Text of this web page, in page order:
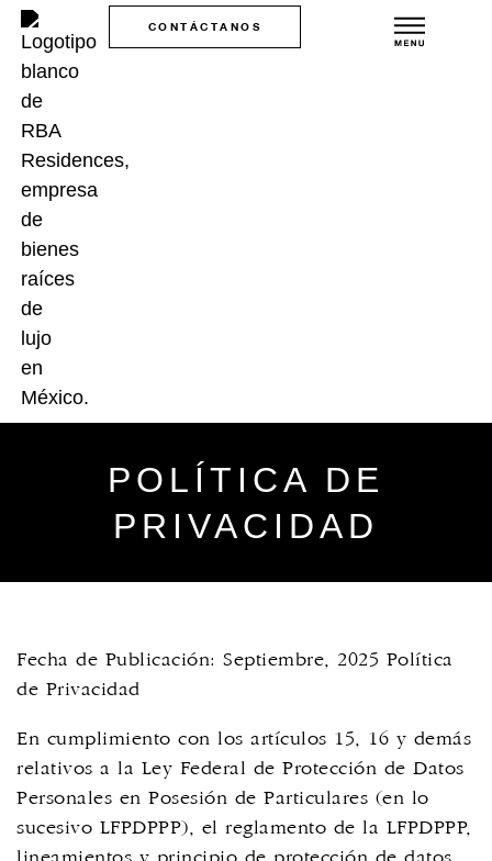
CONTÁCTANOS
POLÍTICA DE
PRIVACIDAD
Fecha de Publicación: Septiembre, 2025 Política
de Privacidad
En cumplimiento con los artículos 15, 16 y demás
relativos a la Ley Federal de Protección de Datos
Personales en Posesión de Particulares (en lo
sucesivo LFPDPPP), el reglamento de la LFPDPPP,